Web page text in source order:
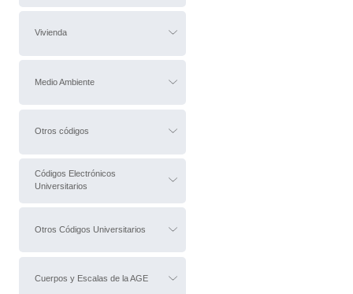
Vivienda
Medio Ambiente
Otros códigos
Códigos Electrónicos
Universitarios
Otros Códigos Universitarios
Cuerpos y Escalas de la AGE